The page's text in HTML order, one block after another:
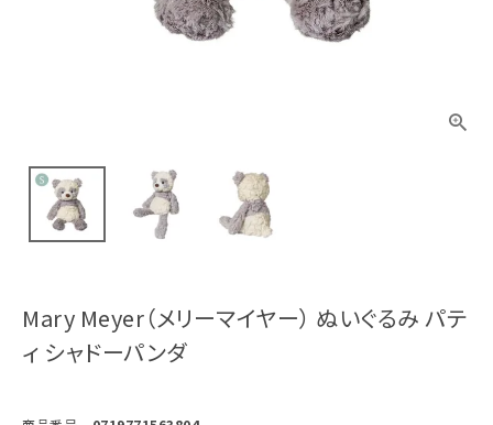
Mary Meyer（メリーマイヤー） ぬいぐるみ パテ
ィ シャドーパンダ